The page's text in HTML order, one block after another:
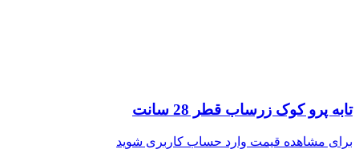
تابه پرو کوک زرساب قطر 28 سانت
برای مشاهده قیمت وارد حساب کاربری شوید